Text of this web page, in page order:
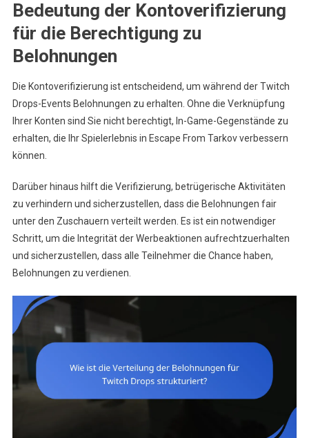
Bedeutung der Kontoverifizierung
für die Berechtigung zu
Belohnungen
Die Kontoverifizierung ist entscheidend, um während der Twitch
Drops-Events Belohnungen zu erhalten. Ohne die Verknüpfung
Ihrer Konten sind Sie nicht berechtigt, In-Game-Gegenstände zu
erhalten, die Ihr Spielerlebnis in Escape From Tarkov verbessern
können.
Darüber hinaus hilft die Verifizierung, betrügerische Aktivitäten
zu verhindern und sicherzustellen, dass die Belohnungen fair
unter den Zuschauern verteilt werden. Es ist ein notwendiger
Schritt, um die Integrität der Werbeaktionen aufrechtzuerhalten
und sicherzustellen, dass alle Teilnehmer die Chance haben,
Belohnungen zu verdienen.